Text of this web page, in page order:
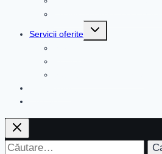
Servicii oferite
Toggle
Caută